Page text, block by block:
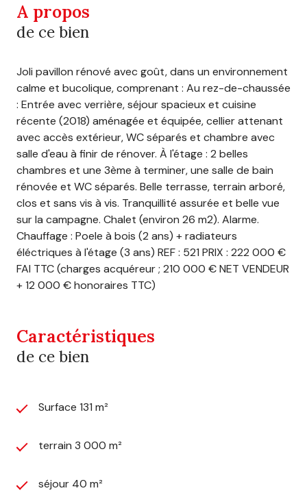
A propos
de ce bien
Joli pavillon rénové avec goût, dans un environnement
calme et bucolique, comprenant : Au rez-de-chaussée
: Entrée avec verrière, séjour spacieux et cuisine
récente (2018) aménagée et équipée, cellier attenant
avec accès extérieur, WC séparés et chambre avec
salle d'eau à finir de rénover. À l'étage : 2 belles
chambres et une 3ème à terminer, une salle de bain
rénovée et WC séparés. Belle terrasse, terrain arboré,
clos et sans vis à vis. Tranquillité assurée et belle vue
sur la campagne. Chalet (environ 26 m2). Alarme.
Chauffage : Poele à bois (2 ans) + radiateurs
éléctriques à l'étage (3 ans) REF : 521 PRIX : 222 000 €
FAI TTC (charges acquéreur ; 210 000 € NET VENDEUR
+ 12 000 € honoraires TTC)
Caractéristiques
de ce bien
Surface 131 m²
terrain 3 000 m²
séjour 40 m²